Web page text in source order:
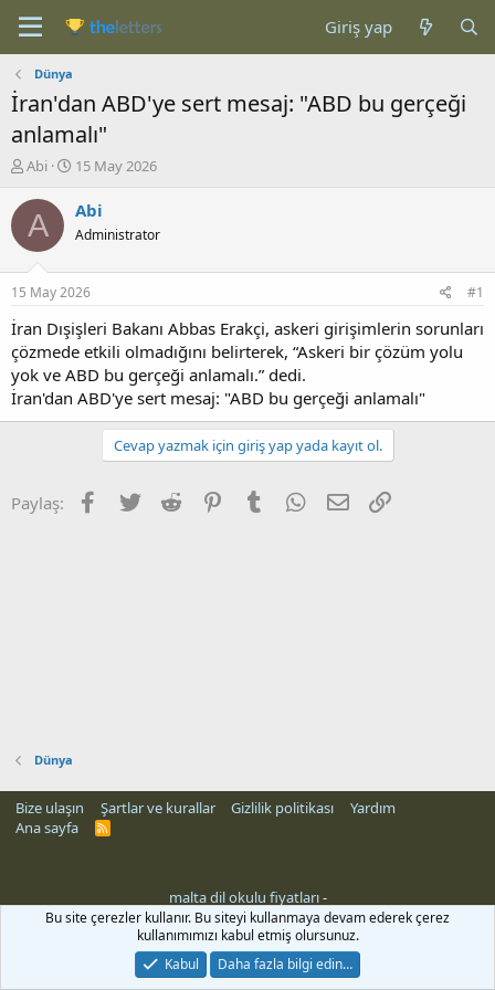
Giriş yap
Dünya
İran'dan ABD'ye sert mesaj: "ABD bu gerçeği
anlamalı"
K
n
b
u
u
b
a
ş
l
a
t
a
Abi
B
ş
a
g
ı
ç
t
a
r
h
15 May 2026
A Abi
Administrator
15 May 2026 #1
İran Dışişleri Bakanı Abbas Erakçi, askeri girişimlerin sorunları
çözmede etkili olmadığını belirterek, “Askeri bir çözüm yolu
yok ve ABD bu gerçeği anlamalı.” dedi.
İran'dan ABD'ye sert mesaj: "ABD bu gerçeği anlamalı"
Cevap yazmak için giriş yap yada kayıt ol.
Paylaş: Facebook
Twitter Reddit PinterestTumblr WhatsApp
E-posta
Dünya
Bize ulaşın Şartlar ve kurallar Gizlilik politikası
Yardım
Ana sayfa
R
malta dil okulu fiyatları-
Bu site çerezler kullanır. Bu siteyi kullanmaya devam ederek çerez
kullanımımızı kabul etmiş olursunuz.
Kabul
Daha fazla bilgi edin…